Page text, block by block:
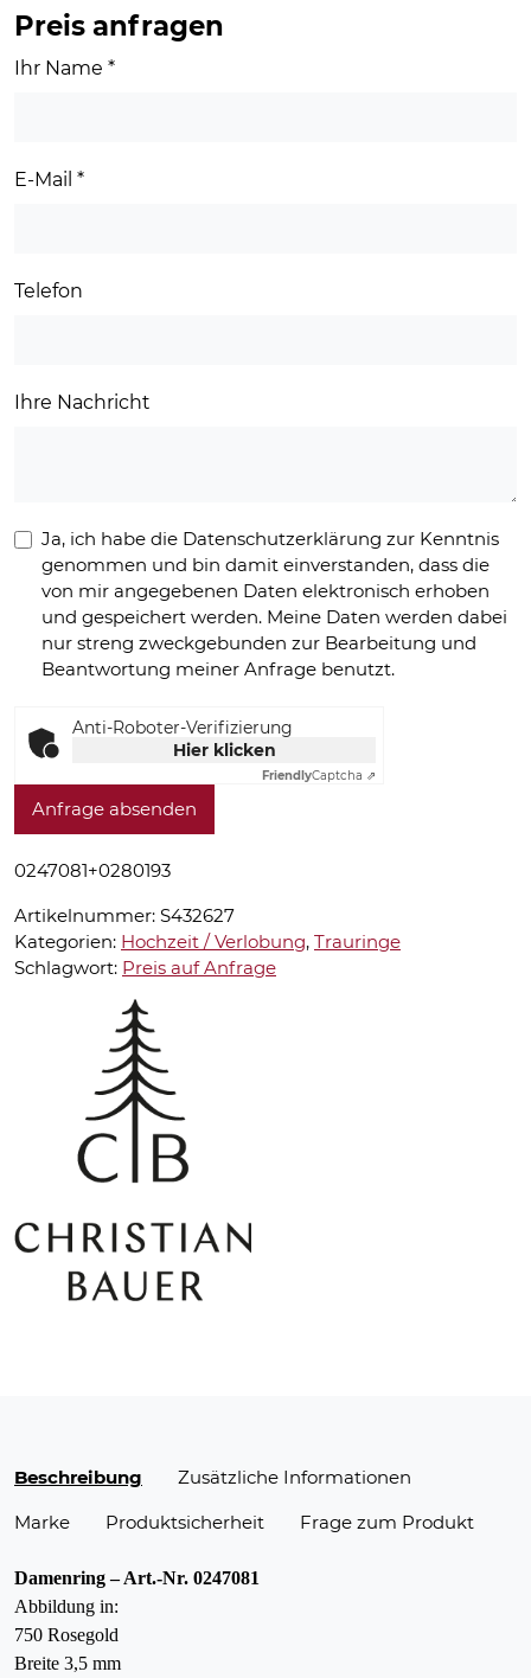
Preis anfragen
Ihr Name *
E-Mail *
Telefon
Ihre Nachricht
Ja, ich habe die Datenschutzerklärung zur Kenntnis
genommen und bin damit einverstanden, dass die
von mir angegebenen Daten elektronisch erhoben
und gespeichert werden. Meine Daten werden dabei
nur streng zweckgebunden zur Bearbeitung und
Beantwortung meiner Anfrage benutzt.
Anti-Roboter-Verifizierung
Hier klicken
FriendlyCaptcha ⇗
Anfrage absenden
0247081+0280193
Artikelnummer: S432627
Kategorien: Hochzeit / Verlobung, Trauringe
Schlagwort: Preis auf Anfrage
Beschreibung
Zusätzliche Informationen
Marke
Produktsicherheit Frage zum Produkt
Damenring – Art.-Nr. 0247081
Abbildung in:
750 Rosegold
Breite 3,5 mm